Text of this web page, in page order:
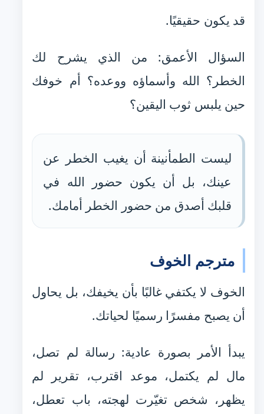
قد يكون حقيقيًا.
السؤال الأعمق: من الذي يشرح لك
الخطر؟ الله وأسماؤه ووعده؟ أم خوفك
حين يلبس ثوب اليقين؟
ليست الطمأنينة أن يغيب الخطر عن
عينك، بل أن يكون حضور الله في
قلبك أصدق من حضور الخطر أمامك.
مترجم الخوف
الخوف لا يكتفي غالبًا بأن يخيفك، بل يحاول
أن يصبح مفسرًا رسميًا لحياتك.
يبدأ الأمر بصورة عادية: رسالة لم تصل،
مال لم يكتمل، موعد اقترب، تقرير لم
يظهر، شخص تغيّرت لهجته، باب تعطل،